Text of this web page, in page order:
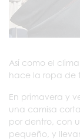
Así como el
hace la ropa de
En primavera y
una camisa
por dentro, con
pequeño, y